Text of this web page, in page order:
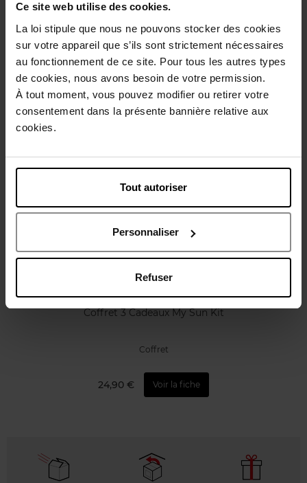
Ce site web utilise des cookies.
La loi stipule que nous ne pouvons stocker des cookies
sur votre appareil que s’ils sont strictement nécessaires
au fonctionnement de ce site. Pour tous les autres types
de cookies, nous avons besoin de votre permission.
À tout moment, vous pouvez modifier ou retirer votre
consentement dans la présente bannière relative aux
cookies.
Tout autoriser
Personnaliser
Refuser
Caractéristiques
Avis client Politique relative aux avis des clients
Vous aimerez peut-être
Coffret 3 Cadeaux My Sun Kit
Coffret
24,90 € Voir la fiche